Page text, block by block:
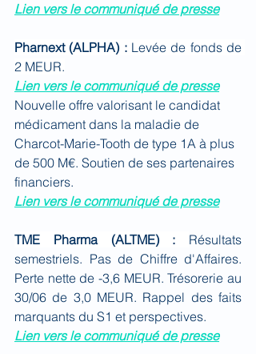
Lien vers le communiqué de presse
Pharnext (ALPHA) : Levée de fonds de
2 MEUR.
Lien vers le communiqué de presse
Nouvelle offre valorisant le candidat
médicament dans la maladie de
Charcot-Marie-Tooth de type 1A à plus
de 500 M€. Soutien de ses partenaires
financiers.
Lien vers le communiqué de presse
TME Pharma (ALTME) : Résultats
semestriels. Pas de Chiffre d'Affaires.
Perte nette de -3,6 MEUR. Trésorerie au
30/06 de 3,0 MEUR. Rappel des faits
marquants du S1 et perspectives.
Lien vers le communiqué de presse